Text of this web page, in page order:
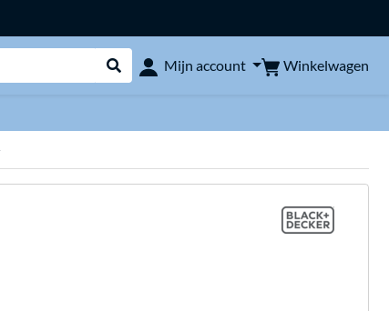
Webshop doorzoeken
Mijn account Winkelwagen